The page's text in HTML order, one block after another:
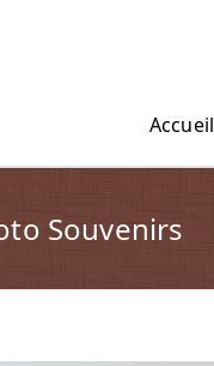
Accueil
Souvenirs